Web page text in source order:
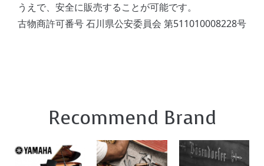
うえで、安全に販売することが可能です。
古物商許可番号 石川県公安委員会 第511010008228号
Recommend Brand